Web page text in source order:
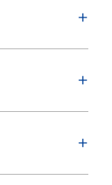
に。新電力販
料金は、お手
東京都内では
他の補助金に
ご自宅でお使